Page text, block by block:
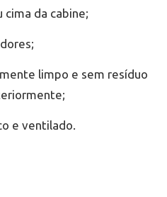
cima da cabine;
limpo e sem resíduo
e ventilado.